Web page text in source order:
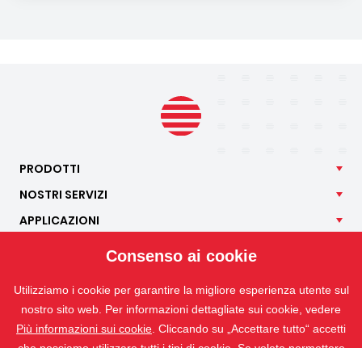
PRODOTTI
NOSTRI SERVIZI
APPLICAZIONI
Consenso ai cookie
Utilizziamo i cookie per garantire la migliore esperienza utente sul
nostro sito web. Per informazioni dettagliate sui cookie, vedere
Più informazioni sui cookie . Cliccando su „Accettare tutto“ accetti